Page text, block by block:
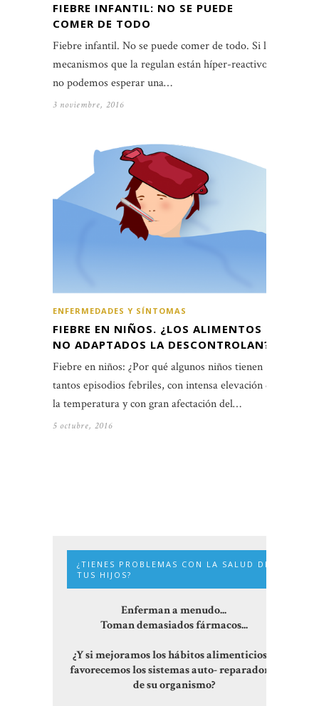
FIEBRE INFANTIL: NO SE PUEDE
COMER DE TODO
Fiebre infantil. No se puede comer de todo. Si los
mecanismos que la regulan están híper-reactivos,
no podemos esperar una…
3 noviembre, 2016
ENFERMEDADES Y SÍNTOMAS
FIEBRE EN NIÑOS. ¿LOS ALIMENTOS
NO ADAPTADOS LA DESCONTROLAN?
Fiebre en niños: ¿Por qué algunos niños tienen
tantos episodios febriles, con intensa elevación de
la temperatura y con gran afectación del…
5 octubre, 2016
¿TIENES PROBLEMAS CON LA SALUD DE
TUS HIJOS?
Enferman a menudo...
Toman demasiados fármacos...
¿Y si mejoramos los hábitos alimenticios y
favorecemos los sistemas auto- reparadores
de su organismo?